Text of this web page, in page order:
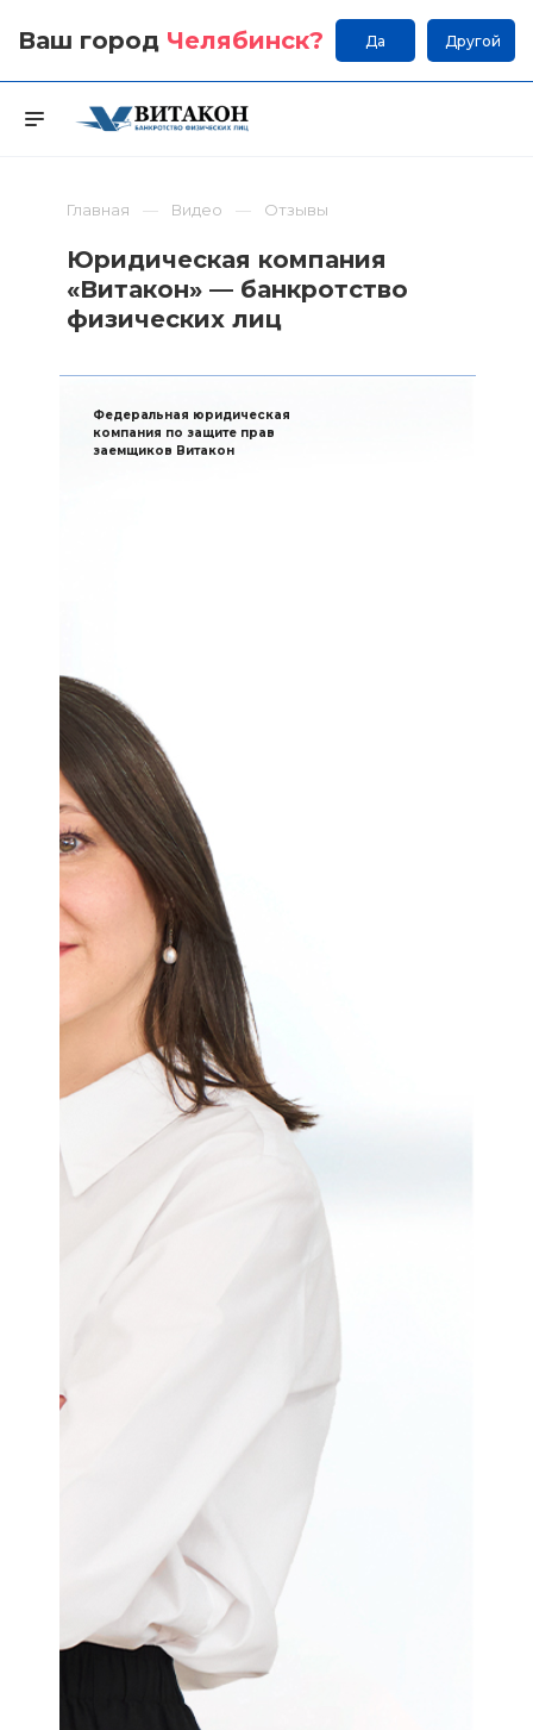
Ваш город Челябинск? Да Другой
Главная Видео Отзывы
Юридическая компания
«Витакон» — банкротство
физических лиц
Федеральная юридическая
компания по защите прав
заемщиков Витакон